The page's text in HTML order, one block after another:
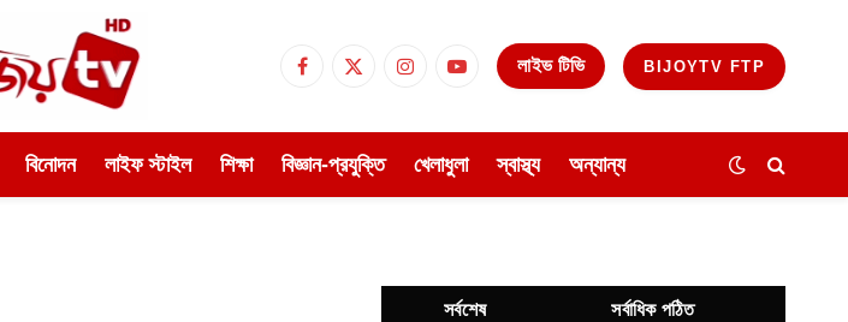
Facebook
X
InstagramYouTube
লাইভ টিভি BIJOYTV FTP
বিনোদন লাইফ স্টাইল শিক্ষা বিজ্ঞান-প্রযুক্তি খেলাধুলা স্বাস্থ্য অন্যান্য
সর্বশেষ সর্বাধিক পঠিত